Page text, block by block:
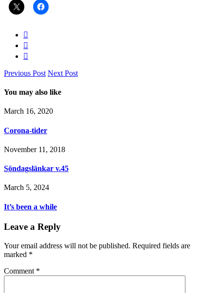
Previous Post Next Post
You may also like
March 16, 2020
Corona-tider
November 11, 2018
Söndagslänkar v.45
March 5, 2024
It’s been a while
Leave a Reply
Your email address will not be published. Required fields are
marked *
Comment *